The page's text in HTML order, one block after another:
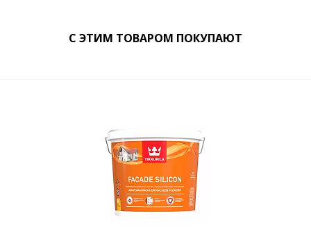
С ЭТИМ ТОВАРОМ ПОКУПАЮТ